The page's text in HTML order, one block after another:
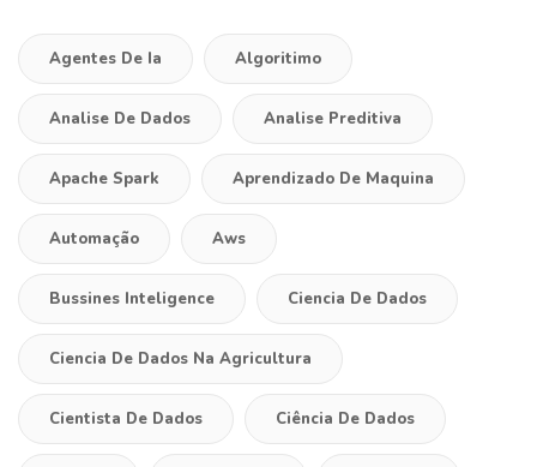
Agentes De Ia Algoritimo
Analise De Dados Analise Preditiva
Apache Spark Aprendizado De Maquina
Automação Aws
Bussines Inteligence Ciencia De Dados
Ciencia De Dados Na Agricultura
Cientista De Dados Ciência De Dados